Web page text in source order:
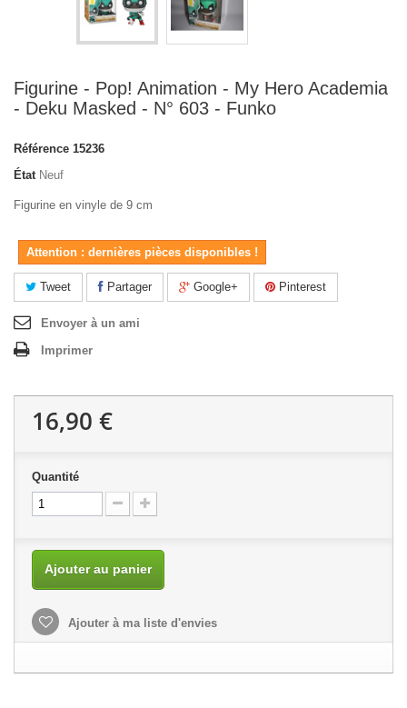
Figurine - Pop! Animation - My Hero Academia
- Deku Masked - N° 603 - Funko
Référence 15236
État Neuf
Figurine en vinyle de 9 cm
Attention : dernières pièces disponibles !
Tweet Partager Google+ Pinterest
Envoyer à un ami
Imprimer
16,90 €
Quantité
Ajouter au panier
Ajouter à ma liste d'envies